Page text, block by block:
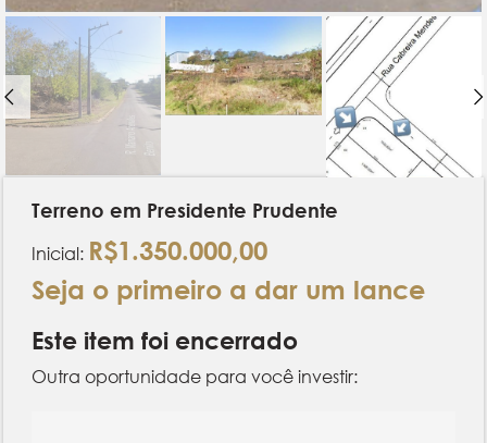
Terreno em Presidente Prudente
Inicial: R$1.350.000,00
Seja o primeiro a dar um lance
Este item foi encerrado
Outra oportunidade para você investir: